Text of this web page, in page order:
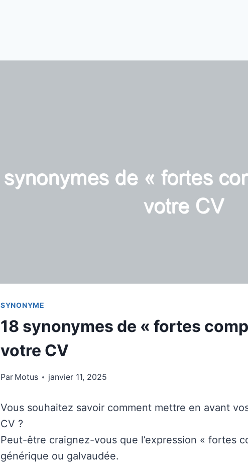
SYNONYME
18 synonymes de « fortes
votre CV
Par Motus janvier 11, 2025
Vous souhaitez savoir comment mettre en avant
CV ?
Peut-être craignez-vous que l’expression « fortes
générique ou galvaudée.